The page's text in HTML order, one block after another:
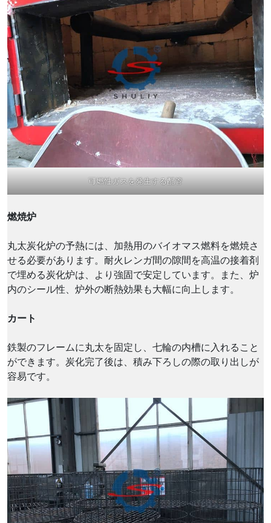
可燃性ガスを発生する配管
燃焼炉
丸太炭化炉の予熱には、加熱用のバイオマス燃料を燃焼さ
せる必要があります。耐火レンガ間の隙間を高温の接着剤
で埋める炭化炉は、より強固で安定しています。また、炉
内のシール性、炉外の断熱効果も大幅に向上します。
カート
鉄製のフレームに丸太を固定し、七輪の内槽に入れること
ができます。炭化完了後は、積み下ろしの際の取り出しが
容易です。